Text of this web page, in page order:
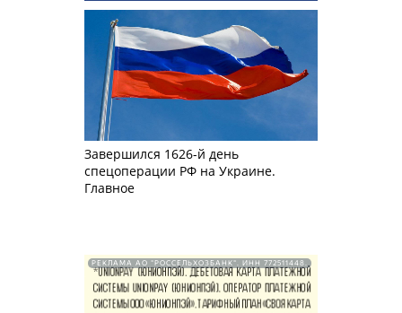
Завершился 1626-й день
спецоперации РФ на Украине.
Главное
РЕКЛАМА АО "РОССЕЛЬХОЗБАНК". ИНН 772511448.